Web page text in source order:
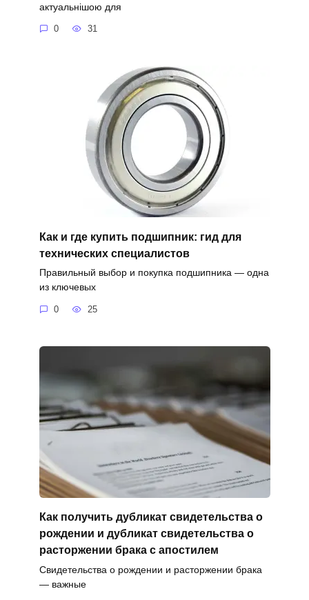
актуальнішою для
0 31
Как и где купить подшипник: гид для
технических специалистов
Правильный выбор и покупка подшипника — одна
из ключевых
0 25
Как получить дубликат свидетельства о
рождении и дубликат свидетельства о
расторжении брака с апостилем
Свидетельства о рождении и расторжении брака
— важные